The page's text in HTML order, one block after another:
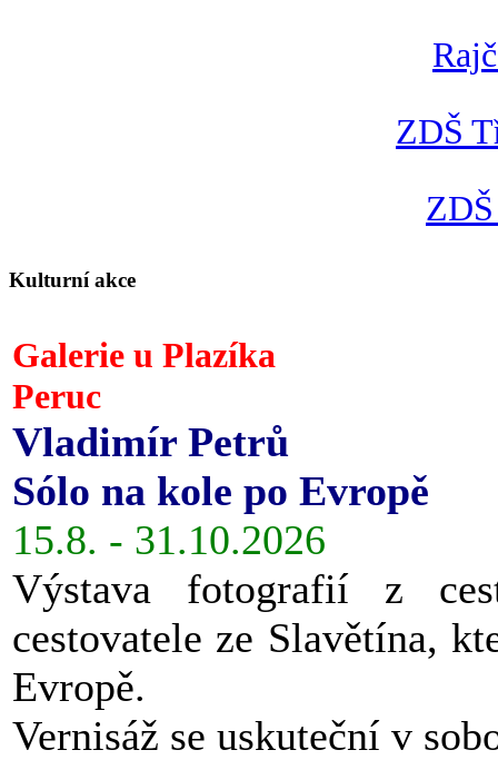
ZDŠ
Kulturní akce
Galerie u Plazíka
Peruc
Vladimír Petrů
Sólo na kole po Evropě
15.8. - 31.10.2026
Výstava fotografií z
cestovatele ze Slavětína,
Evropě.
Vernisáž se uskuteční v